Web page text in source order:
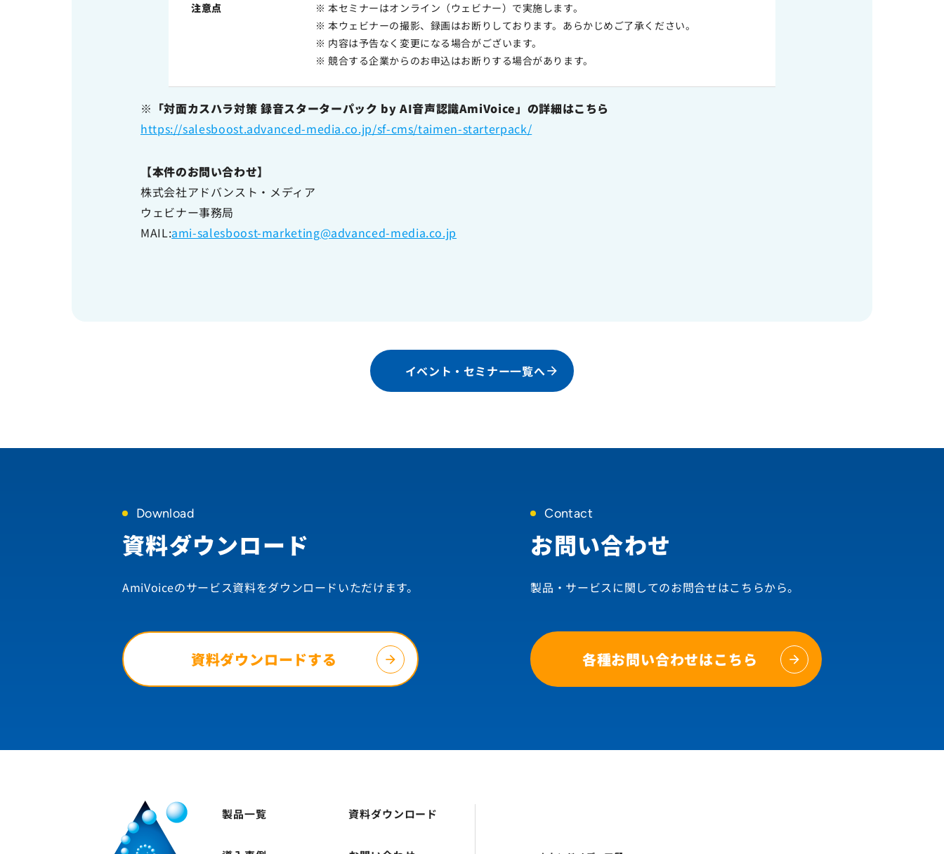
注意点
※ 本セミナーはオンライン（ウェビナー）で実施します。
※ 本ウェビナーの撮影、録画はお断りしております。あらかじめご了承ください。
※ 内容は予告なく変更になる場合がございます。
※ 競合する企業からのお申込はお断りする場合があります。
※「対面カスハラ対策 録音スターターパック by AI音声認識AmiVoice」の詳細はこちら
https://salesboost.advanced-media.co.jp/sf-cms/taimen-starterpack/
【本件のお問い合わせ】
株式会社アドバンスト・メディア
ウェビナー事務局
MAIL:ami-salesboost-marketing@advanced-media.co.jp
イベント・セミナー一覧へ
Download
資料ダウンロード
AmiVoiceのサービス資料をダウンロードいただけます。
資料ダウンロードする
Contact
お問い合わせ
製品・サービスに関してのお問合せはこちらから。
各種お問い合わせはこちら
製品一覧 資料ダウンロード